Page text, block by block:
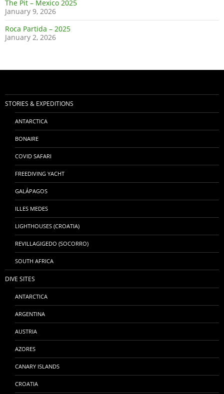
The Pit – Mexico 2025
January 9, 2026
Roca Partida – 2025
January 2, 2026
STORIES & EXPEDITIONS
ANTARCTICA
BONAIRE
COVID SAFARI
FREEDIVING YACHT
GALÁPAGOS
ILLES MEDES
LIGHTHOUSES (CROATIA)
REVILLAGIGEDO (SOCORRO)
SOUTH AFRICA
DIVE SITES
ANTARCTICA
ARGENTINA
AUSTRIA
AZORES
CANARY ISLANDS
CROATIA